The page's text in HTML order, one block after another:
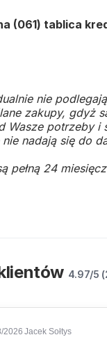
(061) tablica
nie
zakupy, gdyż
Wasze potrzeby i
nadają się do
pełną 24
4.97/5